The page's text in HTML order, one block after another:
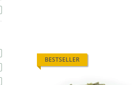
BESTSELLER